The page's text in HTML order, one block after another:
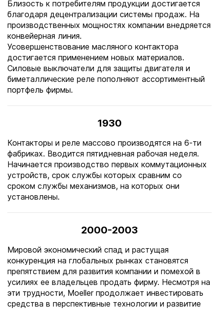
Близость к потребителям продукции достигается
благодаря децентрализации системы продаж. На
производственных мощностях компании внедряется
конвейерная линия.
Усовершенствование масляного контактора
достигается применением новых материалов.
Силовые выключатели для защиты двигателя и
биметаллические реле пополняют ассортиментный
портфель фирмы.
1930
Контакторы и реле массово производятся на 6-ти
фабриках. Вводится пятидневная рабочая неделя.
Начинается производство первых коммутационных
устройств, срок службы которых сравним со
сроком службы механизмов, на которых они
установлены.
2000-2003
Мировой экономический спад и растущая
конкуренция на глобальных рынках становятся
препятствием для развития компании и помехой в
усилиях ее владельцев продать фирму. Несмотря на
эти трудности, Moeller продолжает инвестировать
средства в перспективные технологии и развитие